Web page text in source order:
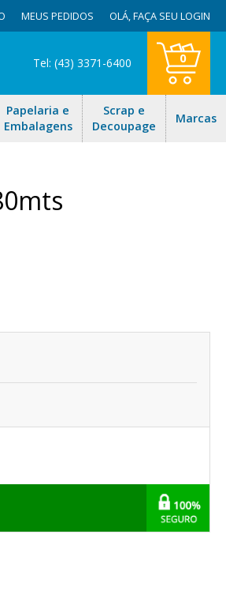
MEUS PEDIDOS OLÁ,FAÇA SEU LOGIN
Tel: (43) 3371-6400 0
Papelaria e
Embalagens
Scrap e
Decoupage
Marcas